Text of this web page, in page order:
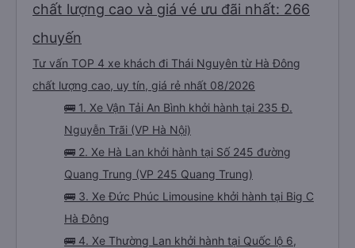
chất lượng cao và giá vé ưu đãi nhất: 266
chuyến
Tư vấn TOP 4 xe khách đi Thái Nguyên từ Hà Đông
chất lượng cao, uy tín, giá rẻ nhất 08/2026
🚌 1. Xe Vận Tải An Bình khởi hành tại 235 Đ.
Nguyễn Trãi (VP Hà Nội)
🚌 2. Xe Hà Lan khởi hành tại Số 245 đường
Quang Trung (VP 245 Quang Trung)
🚌 3. Xe Đức Phúc Limousine khởi hành tại Big C
Hà Đông
🚌 4. Xe Thường Lan khởi hành tại Quốc lộ 6,